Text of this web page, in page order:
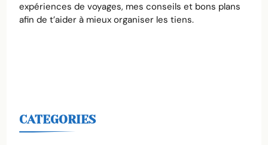
expériences de voyages, mes conseils et bons plans
afin de t’aider à mieux organiser les tiens.
CATEGORIES